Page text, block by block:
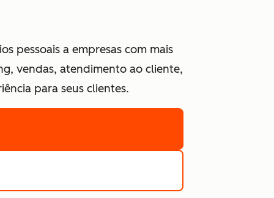
pessoais a empresas com mais
vendas, atendimento ao cliente,
para seus clientes.